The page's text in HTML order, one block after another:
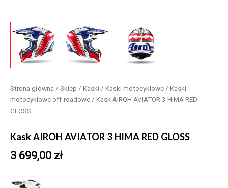
Strona główna / Sklep / Kaski / Kaski motocyklowe / Kaski
motocyklowe off-roadowe / Kask AIROH AVIATOR 3 HIMA RED
GLOSS
Kask AIROH AVIATOR 3 HIMA RED GLOSS
3 699,00 zł